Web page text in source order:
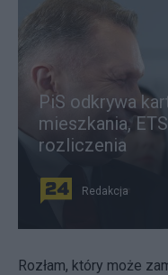
PiS odkrywa
mieszkania,
rozliczenia
Redakcja
Rozłam, który może